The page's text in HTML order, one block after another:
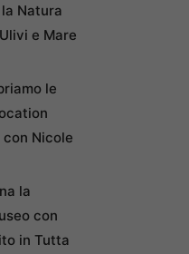
Natura
e Mare
le
con Nicole
la
con
in Tutta